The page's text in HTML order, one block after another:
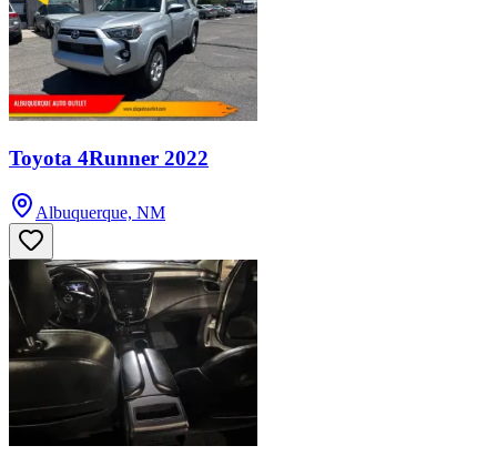
Toyota 4Runner 2022
Albuquerque, NM